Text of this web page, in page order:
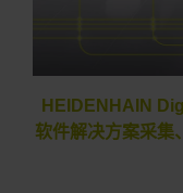
HEIDENHAIN
软件解决方案采集